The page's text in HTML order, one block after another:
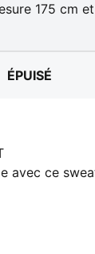
175 cm
ÉPUISÉ
avec ce
florale et son
placées
et la taille